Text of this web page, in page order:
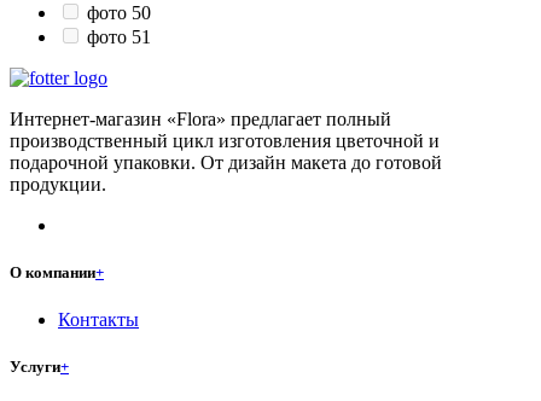
фото 50
фото 51
Интернет-магазин «Flora» предлагает полный
производственный цикл изготовления цветочной и
подарочной упаковки. От дизайн макета до готовой
продукции.
О компании+
Контакты
Услуги+